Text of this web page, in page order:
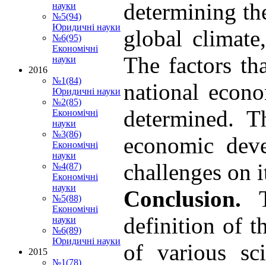
determining
global
The factors
national
determined.
economic
challenges on
Conclusion.
definition of
of various
науки
№5(94)
Юридичні науки
№6(95)
Економічні
науки
2016
№1(84)
Юридичні науки
№2(85)
Економічні
науки
№3(86)
Економічні
науки
№4(87)
Економічні
науки
№5(88)
Економічні
науки
№6(89)
Юридичні науки
2015
№1(78)